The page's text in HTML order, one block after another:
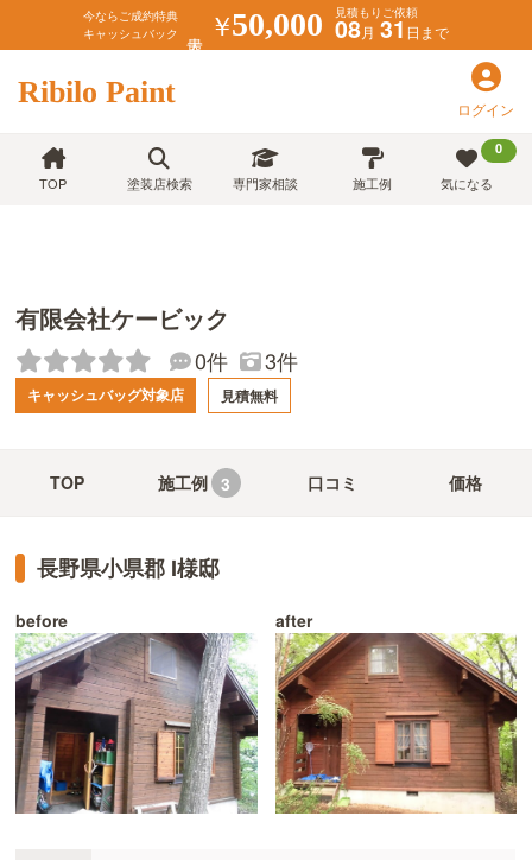
今ならご成約特典
キャッシュバック
￥50,000 見積もりご依頼
08月 31日まで
Ribilo Paint ログイン
TOP 塗装店検索 専門家相談 施工例
0
気になる
有限会社ケービック
0件 3件
キャッシュバッグ対象店 見積無料
TOP 施工例 3 口コミ 価格
長野県小県郡 I様邸
before after